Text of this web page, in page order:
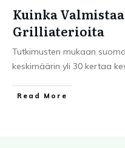
Kuinka
Grilliaterioita
Tutkimusten mukaan
keskimäärin yli 30 kertaa
Read More